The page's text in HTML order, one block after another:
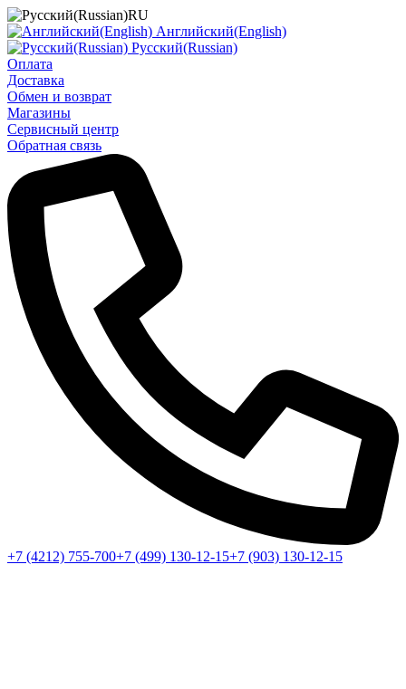
RU
Английский(English)
Русский(Russian)
Оплата
Доставка
Обмен и возврат
Магазины
Сервисный центр
Обратная связь
+7 (4212) 755-700+7 (499) 130-12-15+7 (903) 130-12-15